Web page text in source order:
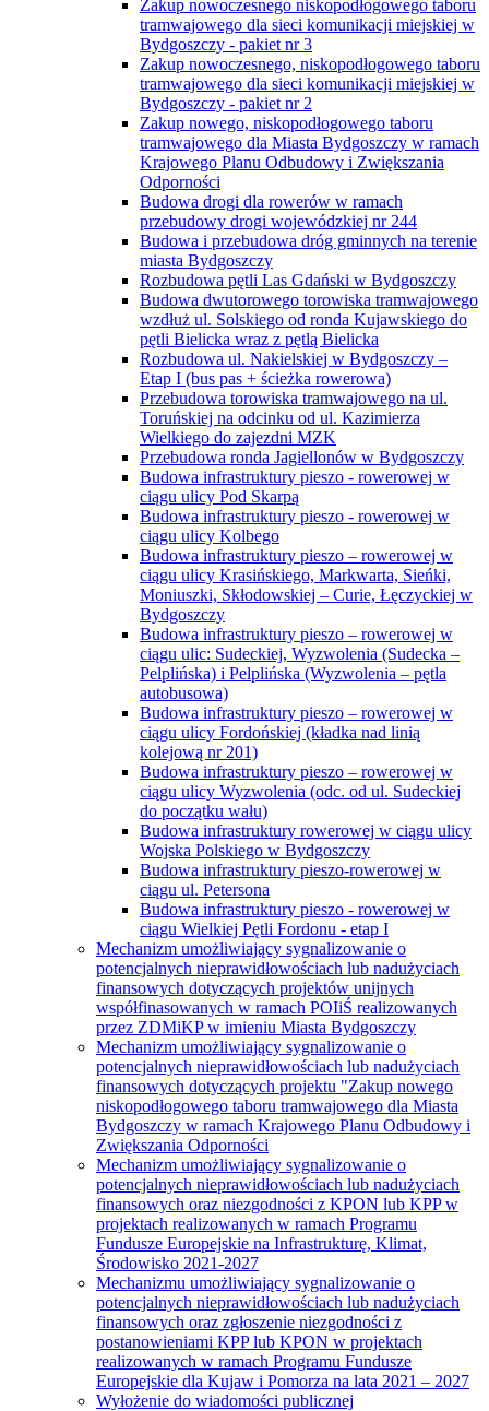
Zakup nowoczesnego niskopodłogowego taboru
tramwajowego dla sieci komunikacji miejskiej w
Bydgoszczy - pakiet nr 3
Zakup nowoczesnego, niskopodłogowego taboru
tramwajowego dla sieci komunikacji miejskiej w
Bydgoszczy - pakiet nr 2
Zakup nowego, niskopodłogowego taboru
tramwajowego dla Miasta Bydgoszczy w ramach
Krajowego Planu Odbudowy i Zwiększania
Odporności
Budowa drogi dla rowerów w ramach
przebudowy drogi wojewódzkiej nr 244
Budowa i przebudowa dróg gminnych na terenie
miasta Bydgoszczy
Rozbudowa pętli Las Gdański w Bydgoszczy
Budowa dwutorowego torowiska tramwajowego
wzdłuż ul. Solskiego od ronda Kujawskiego do
pętli Bielicka wraz z pętlą Bielicka
Rozbudowa ul. Nakielskiej w Bydgoszczy –
Etap I (bus pas + ścieżka rowerowa)
Przebudowa torowiska tramwajowego na ul.
Toruńskiej na odcinku od ul. Kazimierza
Wielkiego do zajezdni MZK
Przebudowa ronda Jagiellonów w Bydgoszczy
Budowa infrastruktury pieszo - rowerowej w
ciągu ulicy Pod Skarpą
Budowa infrastruktury pieszo - rowerowej w
ciągu ulicy Kolbego
Budowa infrastruktury pieszo – rowerowej w
ciągu ulicy Krasińskiego, Markwarta, Sieńki,
Moniuszki, Skłodowskiej – Curie, Łęczyckiej w
Bydgoszczy
Budowa infrastruktury pieszo – rowerowej w
ciągu ulic: Sudeckiej, Wyzwolenia (Sudecka –
Pelplińska) i Pelplińska (Wyzwolenia – pętla
autobusowa)
Budowa infrastruktury pieszo – rowerowej w
ciągu ulicy Fordońskiej (kładka nad linią
kolejową nr 201)
Budowa infrastruktury pieszo – rowerowej w
ciągu ulicy Wyzwolenia (odc. od ul. Sudeckiej
do początku wału)
Budowa infrastruktury rowerowej w ciągu ulicy
Wojska Polskiego w Bydgoszczy
Budowa infrastruktury pieszo-rowerowej w
ciągu ul. Petersona
Budowa infrastruktury pieszo - rowerowej w
ciągu Wielkiej Pętli Fordonu - etap I
Mechanizm umożliwiający sygnalizowanie o
potencjalnych nieprawidłowościach lub nadużyciach
finansowych dotyczących projektów unijnych
współfinasowanych w ramach POIiŚ realizowanych
przez ZDMiKP w imieniu Miasta Bydgoszczy
Mechanizm umożliwiający sygnalizowanie o
potencjalnych nieprawidłowościach lub nadużyciach
finansowych dotyczących projektu "Zakup nowego
niskopodłogowego taboru tramwajowego dla Miasta
Bydgoszczy w ramach Krajowego Planu Odbudowy i
Zwiększania Odporności
Mechanizm umożliwiający sygnalizowanie o
potencjalnych nieprawidłowościach lub nadużyciach
finansowych oraz niezgodności z KPON lub KPP w
projektach realizowanych w ramach Programu
Fundusze Europejskie na Infrastrukturę, Klimat,
Środowisko 2021-2027
Mechanizmu umożliwiający sygnalizowanie o
potencjalnych nieprawidłowościach lub nadużyciach
finansowych oraz zgłoszenie niezgodności z
postanowieniami KPP lub KPON w projektach
realizowanych w ramach Programu Fundusze
Europejskie dla Kujaw i Pomorza na lata 2021 – 2027
Wyłożenie do wiadomości publicznej